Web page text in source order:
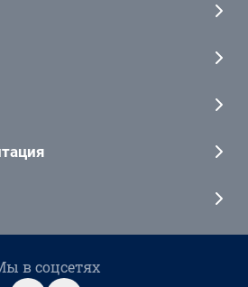
в соцсетях